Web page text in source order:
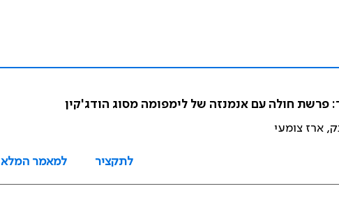
פרשת חולה עם אנמנזה של לימפומה מסוג הודג'קין
ארז צומעי
לתקציר
למאמר המלא